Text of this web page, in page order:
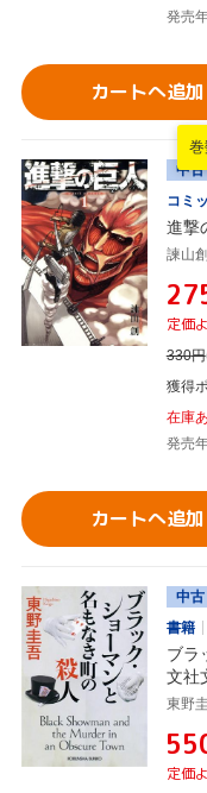
発売
カートへ追加
中古
コミ
進撃
諫山創
定価
330円
獲得
在庫
発売
カートへ追加
中古
書籍
ブラ
文社
東野
定価